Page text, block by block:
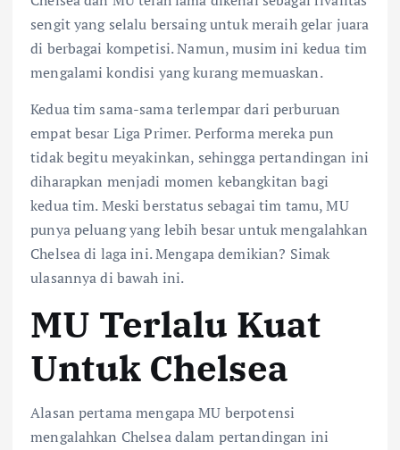
sengit yang selalu bersaing untuk meraih gelar juara
di berbagai kompetisi. Namun, musim ini kedua tim
mengalami kondisi yang kurang memuaskan.
Kedua tim sama-sama terlempar dari perburuan
empat besar Liga Primer. Performa mereka pun
tidak begitu meyakinkan, sehingga pertandingan ini
diharapkan menjadi momen kebangkitan bagi
kedua tim. Meski berstatus sebagai tim tamu, MU
punya peluang yang lebih besar untuk mengalahkan
Chelsea di laga ini. Mengapa demikian? Simak
ulasannya di bawah ini.
MU Terlalu Kuat
Untuk Chelsea
Alasan pertama mengapa MU berpotensi
mengalahkan Chelsea dalam pertandingan ini